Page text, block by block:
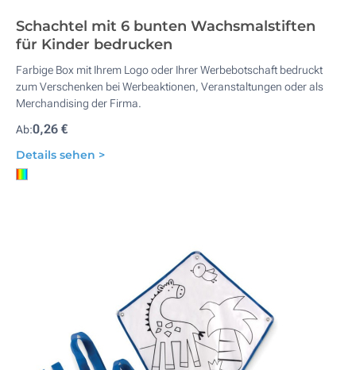
Schachtel mit 6 bunten Wachsmalstiften
für Kinder bedrucken
Farbige Box mit Ihrem Logo oder Ihrer Werbebotschaft bedruckt
zum Verschenken bei Werbeaktionen, Veranstaltungen oder als
Merchandising der Firma.
Ab:0,26 €
Details sehen >